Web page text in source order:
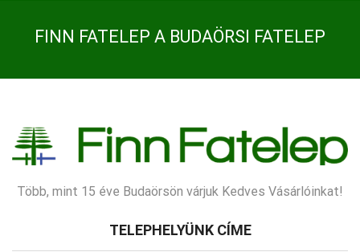
FINN FATELEP A BUDAÖRSI FATELEP
Több, mint 15 éve Budaörsön várjuk Kedves Vásárlóinkat!
TELEPHELYÜNK CÍME